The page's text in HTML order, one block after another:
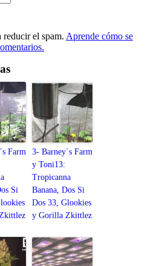
reducir el spam. Aprende cómo se
Farm
Si
3- Barney`s Farm
y Toni13:
Tropicanna
Banana, Dos Si
Dos 33, Glookies
y Gorilla Zkittlez